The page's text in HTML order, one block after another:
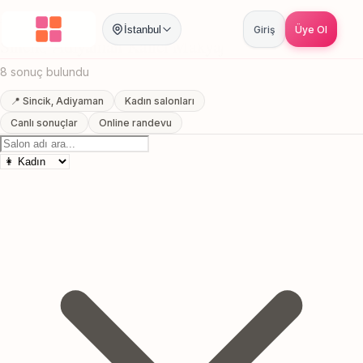
İstanbul Giriş Üye Ol
Anasayfa / Adiyaman / Kalici Makyaj
Sincik, Adiyaman Kalici Makyaj
8 sonuç bulundu
📍 Sincik, Adiyaman
Kadın salonları
Canlı sonuçlar
Online randevu